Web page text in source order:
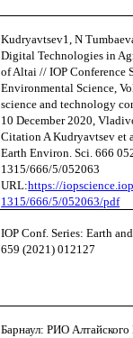
Kudryavtsev1, N
Digital Technologies in
of Altai // IOP Conference
Environmental Science,
science and technology
10 December 2020,
Citation A Kudryavtsev et
Earth Environ.Sci. 666
1315/666/5/052063
URL:https://
1315/666/5/052063/pdf
IOP Conf. Series: Earth
659 (2021) 012127
Барнаул: РИО